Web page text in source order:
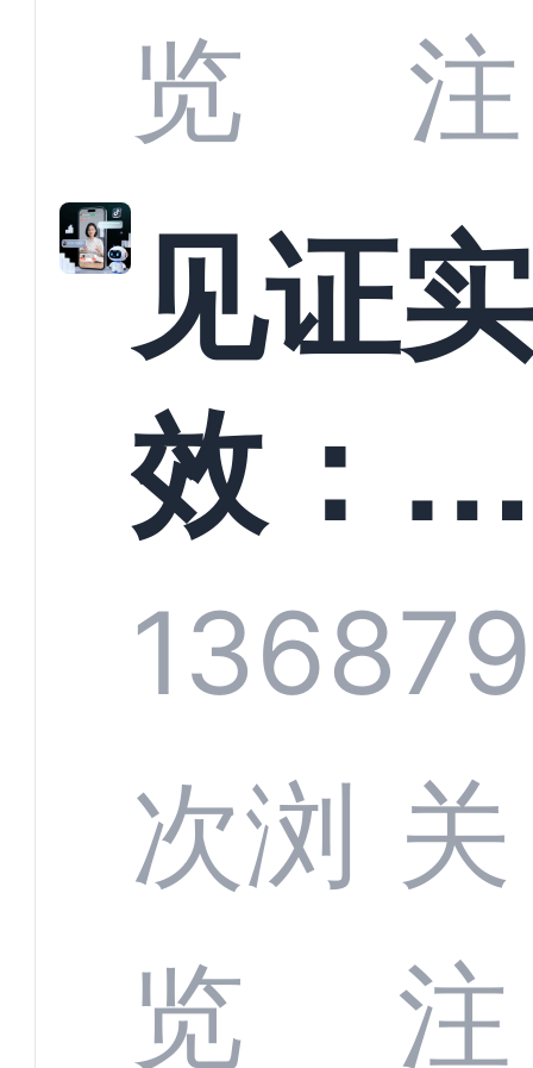
商深度
解析：
螳螂科
技何以
定义行
业标
览
注
见证实
效：螳
螂科技
CRM
何助力
1368
次浏
览
关
注